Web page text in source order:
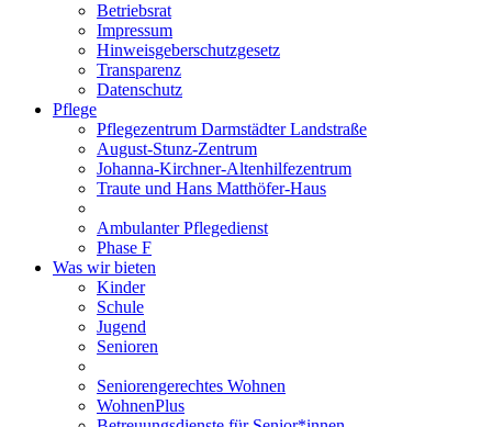
Betriebsrat
Impressum
Hinweisgeberschutzgesetz
Transparenz
Datenschutz
Pflege
Pflegezentrum Darmstädter Landstraße
August-Stunz-Zentrum
Johanna-Kirchner-Altenhilfezentrum
Traute und Hans Matthöfer-Haus
Ambulanter Pflegedienst
Phase F
Was wir bieten
Kinder
Schule
Jugend
Senioren
Seniorengerechtes Wohnen
WohnenPlus